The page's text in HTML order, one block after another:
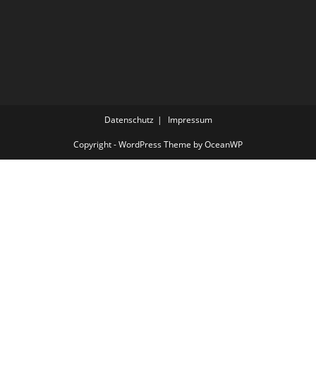
Datenschutz Impressum
Copyright - WordPress Theme by OceanWP